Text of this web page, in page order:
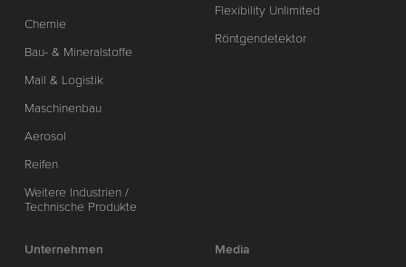
Chemie
Bau- & Mineralstoffe
Mail & Logistik
Maschinenbau
Aerosol
Reifen
Weitere Industrien /
Technische Produkte
Flexibility Unlimited
Röntgendetektor
Unternehmen
Media